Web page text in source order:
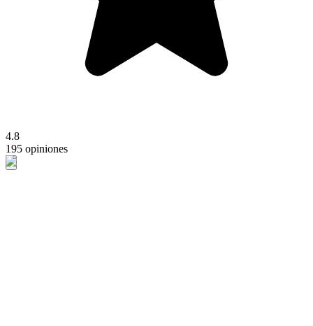
4.8
195 opiniones